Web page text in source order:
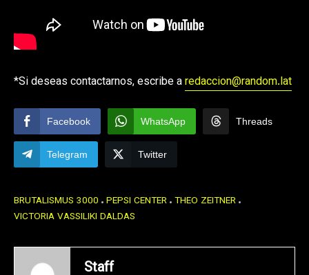
*Si deseas contactarnos, escribe aredaccion@random.lat
Facebook WhatsApp Threads
Telegram Twitter
BRUTALISMUS 3000 PEPSI CENTER THEO ZEITNER
VICTORIA VASSILIKI DALDAS
Staff